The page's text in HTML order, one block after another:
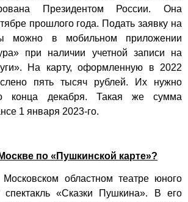
Президентом России. Она
прошлого года. Подать заявку на
можно в мобильном приложении
при наличии учетной записи на
На карту, оформленную в 2022
пять тысяч рублей. Их нужно
конца декабря. Такая же сумма
1 января 2023-го.
по «Пушкинской карте»?
областном театре юного
спектакль «Сказки Пушкина». В его